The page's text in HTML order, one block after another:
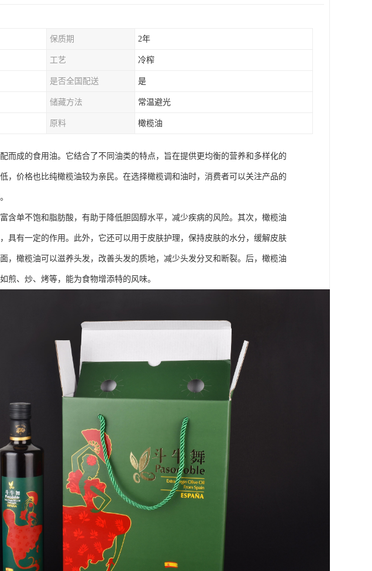
保质期 2年
工艺 冷榨
是否全国配送 是
储藏方法 常温避光
原料 橄榄油
而成的食用油。它结合了不同油类的特点，旨在提供更均衡的营养和多样化的
，价格也比纯橄榄油较为亲民。在选择橄榄调和油时，消费者可以关注产品的
含单不饱和脂肪酸，有助于降低胆固醇水平，减少疾病的风险。其次，橄榄油
具有一定的作用。此外，它还可以用于皮肤护理，保持皮肤的水分，缓解皮肤
，橄榄油可以滋养头发，改善头发的质地，减少头发分叉和断裂。后，橄榄油
煎、炒、烤等，能为食物增添特的风味。